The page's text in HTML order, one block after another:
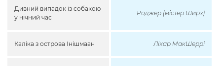
Дивний випадок із собакою
у нічний час
Роджер (містер Ширз)
Каліка з острова Інішмаан Лікар МакШеррі